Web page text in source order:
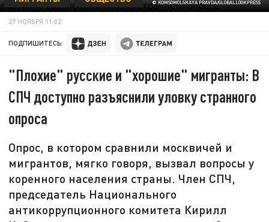
© KOMSOMOLSKAYA PRAVDA/GLOBALLOOKPRESS
27 НОЯБРЯ 11:02
ПОДПИШИТЕСЬ:
"Плохие" русские и "хорошие" мигранты: В
СПЧ доступно разъяснили уловку странного
опроса
Опрос, в котором сравнили москвичей и
мигрантов, мягко говоря, вызвал вопросы у
коренного населения страны. Член СПЧ,
председатель Национального
антикоррупционного комитета Кирилл